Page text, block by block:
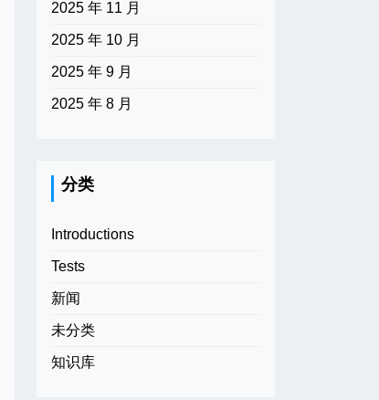
2025 年 11 月
2025 年 10 月
2025 年 9 月
2025 年 8 月
分类
Introductions
Tests
新闻
未分类
知识库